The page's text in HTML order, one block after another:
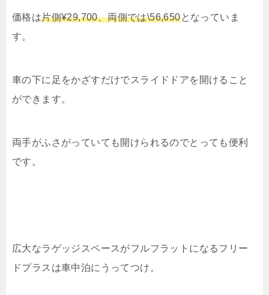
価格は片側¥29,700、両側では\56,650となっていま
す。
車の下に足をかざすだけでスライドドアを開けること
ができます。
両手がふさがっていても開けられるのでとっても便利
です。
広大なラゲッジスペースがフルフラットになるフリー
ドプラスは車中泊にうってつけ。